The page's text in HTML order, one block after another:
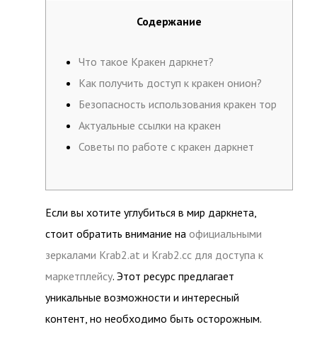
Содержание
Что такое Кракен даркнет?
Как получить доступ к кракен онион?
Безопасность использования кракен тор
Актуальные ссылки на кракен
Советы по работе с кракен даркнет
Если вы хотите углубиться в мир даркнета,
стоит обратить внимание на официальными
зеркалами Krab2.at и Krab2.cc для доступа к
маркетплейсу. Этот ресурс предлагает
уникальные возможности и интересный
контент, но необходимо быть осторожным.